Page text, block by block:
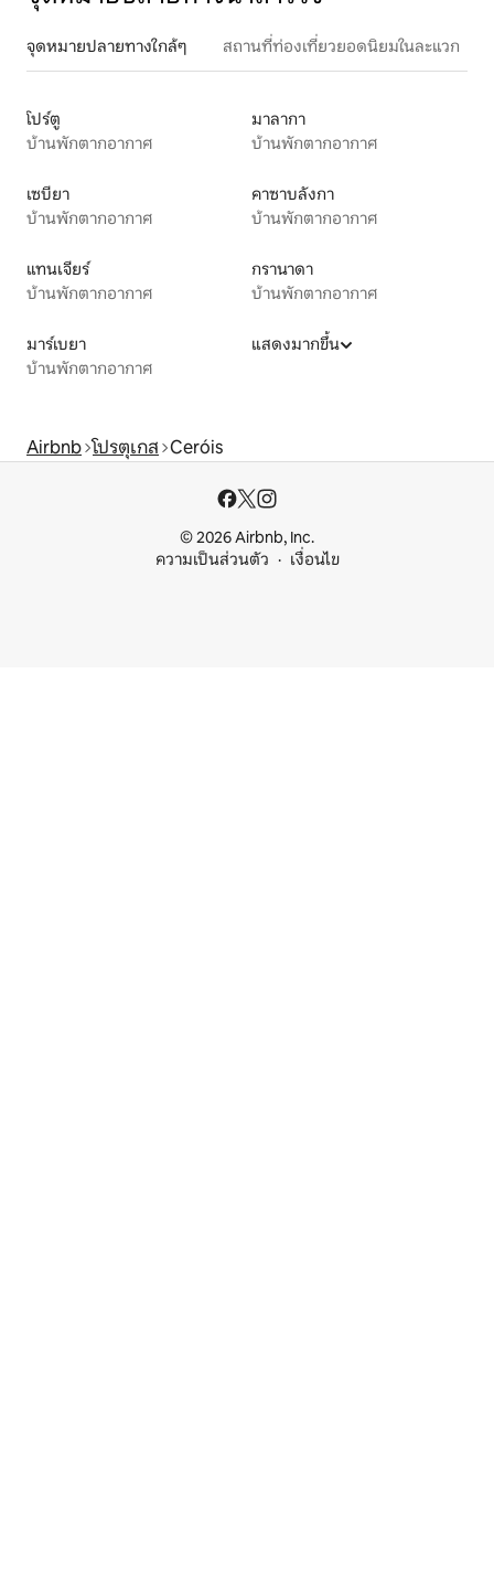
จุดหมายปลายทางใกล้ๆ สถานที่ท่องเที่ยวยอดนิยมในละแวก
โปร์ตู
บ้านพักตากอากาศ
มาลากา
บ้านพักตากอากาศ
เซบียา
บ้านพักตากอากาศ
คาซาบลังกา
บ้านพักตากอากาศ
แทนเจียร์
บ้านพักตากอากาศ
กรานาดา
บ้านพักตากอากาศ
มาร์เบยา
บ้านพักตากอากาศ
แสดงมากขึ้น
Airbnb โปรตุเกส Ceróis
© 2026 Airbnb, Inc.
ความเป็นส่วนตัว
เงื่อนไข